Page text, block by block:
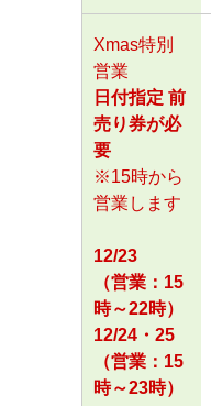
Xmas特別
営業
日付指定 前
売り券が必
要
※15時から
営業します
12/23
（営業：15
時～22時）
12/24・25
（営業：15
時～23時）